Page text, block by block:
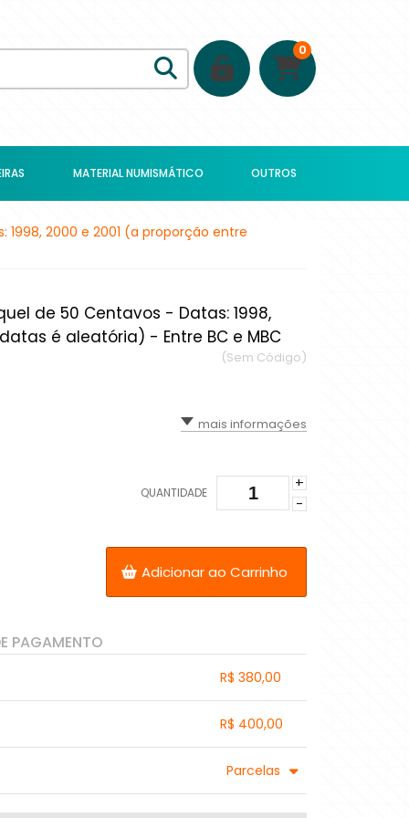
0
MATERIAL NUMISMÁTICO OUTROS
2000 e 2001 (a proporção entre
de 50 Centavos - Datas: 1998,
é aleatória) - Entre BC e MBC
(Sem Código)
mais informações
QUANTIDADE
+
-
Adicionar ao Carrinho
PAGAMENTO
R$ 380,00
R$ 400,00
Parcelas